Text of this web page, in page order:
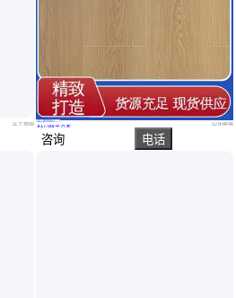
辽宁抚顺 花色规格齐全 运动木地板 8-12mm 加厚耐磨 蔡氏
实地验厂
￥17 .00/平方米 山东聊城
咨询 电话